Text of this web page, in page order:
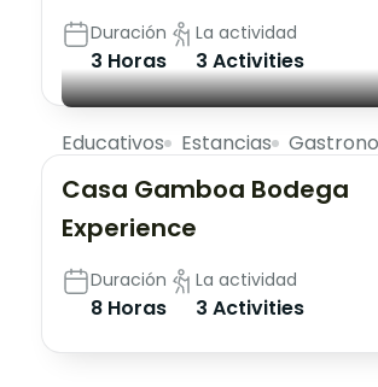
Duración
3 Horas
La actividad
3 Activities
Educativos Estancias
Casa Gamboa Bodega
Experience
Duración
8 Horas
La actividad
3 Activities